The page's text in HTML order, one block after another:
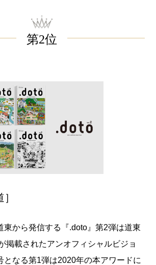
第2位
東から発信する『.doto』第2弾は道東
掲載されたアンオフィシャルビジョ
となる第1弾は2020年の本アワードに